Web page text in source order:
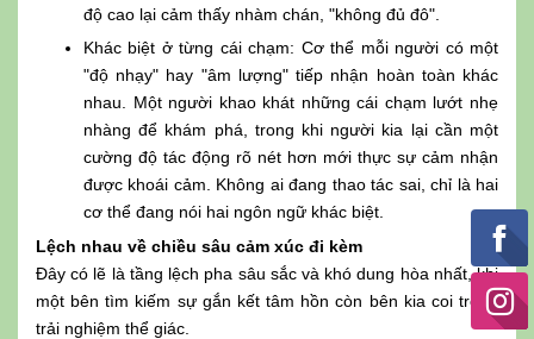
độ cao lại cảm thấy nhàm chán, "không đủ đô".
Khác biệt ở từng cái chạm: Cơ thể mỗi người có một
"độ nhạy" hay "âm lượng" tiếp nhận hoàn toàn khác
nhau. Một người khao khát những cái chạm lướt nhẹ
nhàng để khám phá, trong khi người kia lại cần một
cường độ tác động rõ nét hơn mới thực sự cảm nhận
được khoái cảm. Không ai đang thao tác sai, chỉ là hai
cơ thể đang nói hai ngôn ngữ khác biệt.
Lệch nhau về chiều sâu cảm xúc đi kèm
Đây có lẽ là tầng lệch pha sâu sắc và khó dung hòa nhất, khi
một bên tìm kiếm sự gắn kết tâm hồn còn bên kia coi trọng
trải nghiệm thể giác.